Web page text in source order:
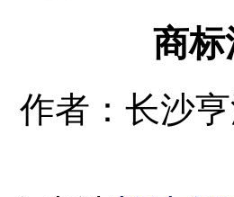
商标
作者：长沙